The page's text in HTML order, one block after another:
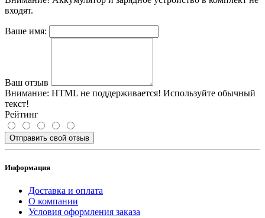
входят.
Ваше имя:
Ваш отзыв
Внимание: HTML не поддерживается! Используйте обычный
текст!
Рейтинг
Отправить свой отзыв
Информация
Доставка и оплата
О компании
Условия оформления заказа